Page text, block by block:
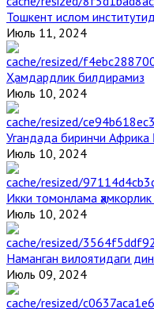
Тошкент ислом
Июль 11, 2024
Ҳамдардлик билдирамиз
Июль 10, 2024
Угандада биринчи
Июль 10, 2024
Икки томонлама
Июль 10, 2024
Наманган вилоятидаги
Июль 09, 2024